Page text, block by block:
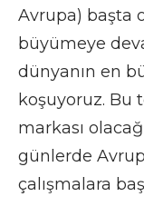
Avrupa) başta
büyümeye
dünyanın en
koşuyoruz. Bu
markası
günlerde
çalışmalara